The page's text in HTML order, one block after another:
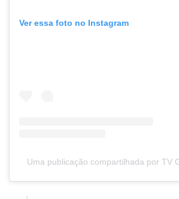
Ver essa foto no Instagram
Uma publicação compartilhada por TV